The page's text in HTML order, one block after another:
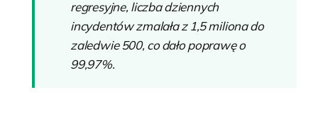
regresyjne, liczba dziennych
incydentów zmalała z 1,5 miliona do
zaledwie 500, co dało poprawę o
99,97%.